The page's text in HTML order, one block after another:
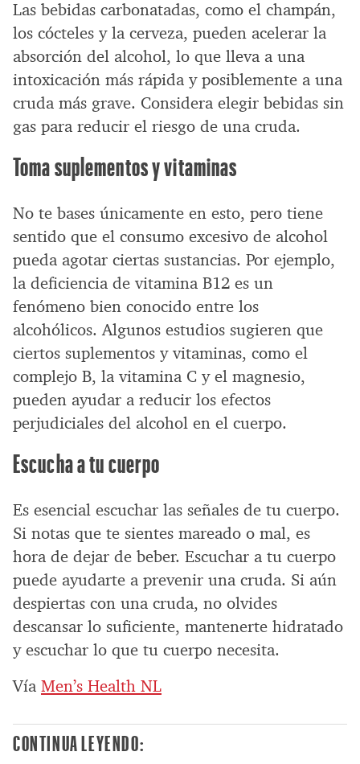
Las bebidas carbonatadas, como el champán,
los cócteles y la cerveza, pueden acelerar la
absorción del alcohol, lo que lleva a una
intoxicación más rápida y posiblemente a una
cruda más grave. Considera elegir bebidas sin
gas para reducir el riesgo de una cruda.
Toma suplementos y vitaminas
No te bases únicamente en esto, pero tiene
sentido que el consumo excesivo de alcohol
pueda agotar ciertas sustancias. Por ejemplo,
la deficiencia de vitamina B12 es un
fenómeno bien conocido entre los
alcohólicos. Algunos estudios sugieren que
ciertos suplementos y vitaminas, como el
complejo B, la vitamina C y el magnesio,
pueden ayudar a reducir los efectos
perjudiciales del alcohol en el cuerpo.
Escucha a tu cuerpo
Es esencial escuchar las señales de tu cuerpo.
Si notas que te sientes mareado o mal, es
hora de dejar de beber. Escuchar a tu cuerpo
puede ayudarte a prevenir una cruda. Si aún
despiertas con una cruda, no olvides
descansar lo suficiente, mantenerte hidratado
y escuchar lo que tu cuerpo necesita.
Vía Men’s Health NL
CONTINUA LEYENDO: